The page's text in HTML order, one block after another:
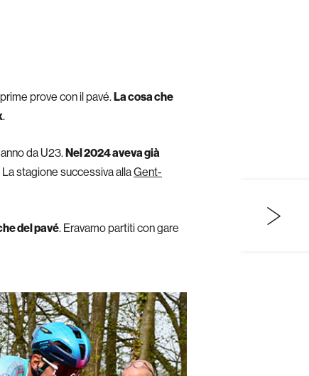
prove con il pavé.La cosa che
.
da U23.Nel 2024 aveva già
La stagione successiva allaGent-
del pavé. Eravamo partiti con gare